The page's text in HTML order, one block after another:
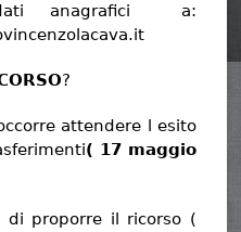
anagrafici a:
?
attendere l esito
( 17 maggio
di proporre il ricorso (